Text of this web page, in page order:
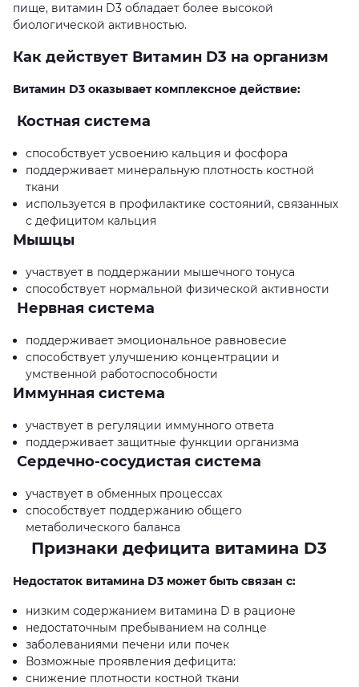
пище, витамин D3 обладает более высокой
биологической активностью.
Как действует Витамин D3 на организм
Витамин D3 оказывает комплексное действие:
Костная система
способствует усвоению кальция и фосфора
поддерживает минеральную плотность костной
ткани
используется в профилактике состояний, связанных
с дефицитом кальция
Мышцы
участвует в поддержании мышечного тонуса
способствует нормальной физической активности
Нервная система
поддерживает эмоциональное равновесие
способствует улучшению концентрации и
умственной работоспособности
Иммунная система
участвует в регуляции иммунного ответа
поддерживает защитные функции организма
Сердечно-сосудистая система
участвует в обменных процессах
способствует поддержанию общего
метаболического баланса
Признаки дефицита витамина D3
Недостаток витамина D3 может быть связан с:
низким содержанием витамина D в рационе
недостаточным пребыванием на солнце
заболеваниями печени или почек
Возможные проявления дефицита:
снижение плотности костной ткани